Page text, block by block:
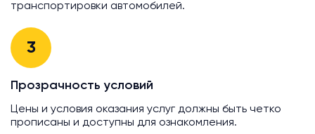
транспортировки автомобилей.
3
Прозрачность условий
Цены и условия оказания услуг должны быть четко
прописаны и доступны для ознакомления.